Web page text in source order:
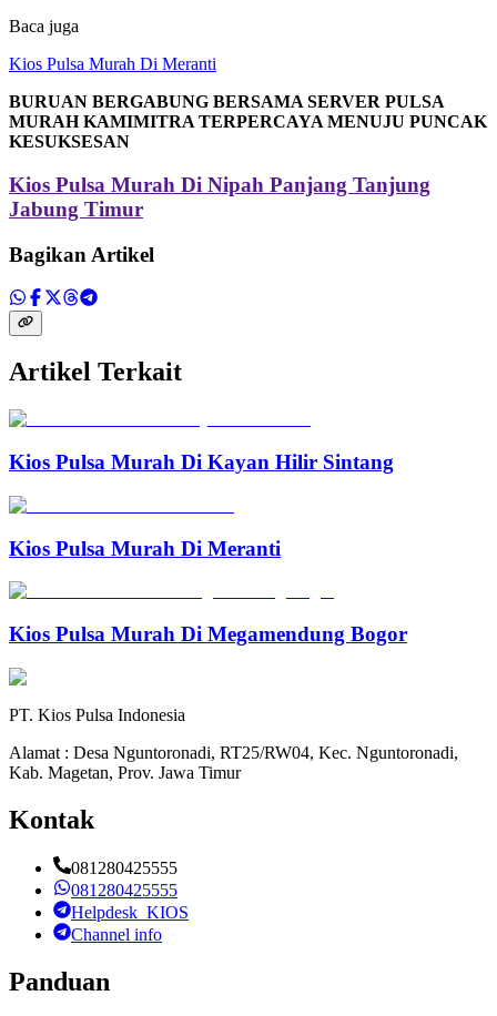
Baca juga
Kios Pulsa Murah Di Meranti
BURUAN BERGABUNG BERSAMA SERVER PULSA
MURAH KAMIMITRA TERPERCAYA MENUJU PUNCAK
KESUKSESAN
Kios Pulsa Murah Di Nipah Panjang Tanjung
Jabung Timur
Bagikan Artikel
Artikel Terkait
Kios Pulsa Murah Di Kayan Hilir Sintang
Kios Pulsa Murah Di Meranti
Kios Pulsa Murah Di Megamendung Bogor
PT. Kios Pulsa Indonesia
Alamat : Desa Nguntoronadi, RT25/RW04, Kec. Nguntoronadi,
Kab. Magetan, Prov. Jawa Timur
Kontak
081280425555
081280425555
Helpdesk_KIOS
Channel info
Panduan